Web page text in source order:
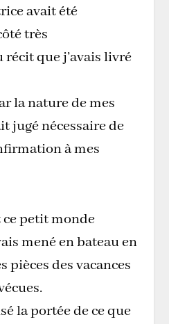
avait été
très
que j’avais livré
la nature de mes
jugé nécessaire de
à mes
petit monde
mené en bateau en
des vacances
la portée de ce que